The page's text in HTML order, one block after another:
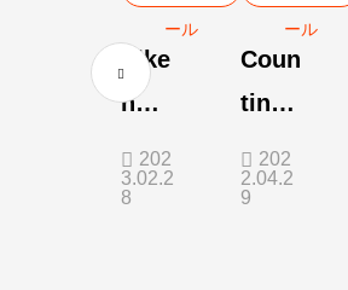
ール
Eike
n
Febr
uary
202
3.02.2
8
ール
Coun
ting
is
Fun!
202
2.04.2
9